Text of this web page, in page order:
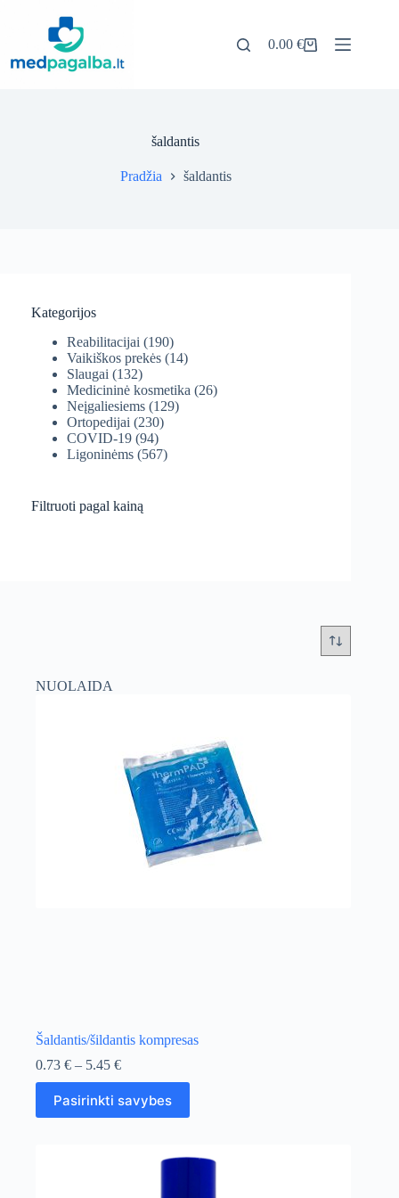
Pirkinių
0.00€
šaldantis
Pradžia šaldantis
NUOLAIDA
Šaldantis/šildantis kompresas
0.73 € – 5.45 €Price
range:
0.73 €
through
Pasirinkti savybes
This
product
has
Kategorijos
Reabilitacijai (190)
Vaikiškos prekės (14)
Slaugai (132)
Medicininė kosmetika (26)
Neįgaliesiems (129)
Ortopedijai (230)
COVID-19 (94)
Ligoninėms (567)
Filtruoti pagal kainą